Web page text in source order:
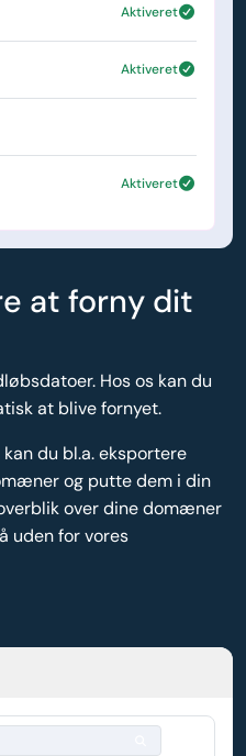
Aktiveret
Aktiveret
Aktiveret
at forny dit
Hos os kan du
at blive fornyet.
du bl.a. eksportere
og putte dem i din
over dine domæner
uden for vores